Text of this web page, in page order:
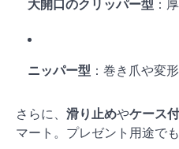
大開口のクリッパー型 ：
ニッパー型 ：巻き爪や変
さらに、 滑り止めやケース
マート。プレゼント用途で